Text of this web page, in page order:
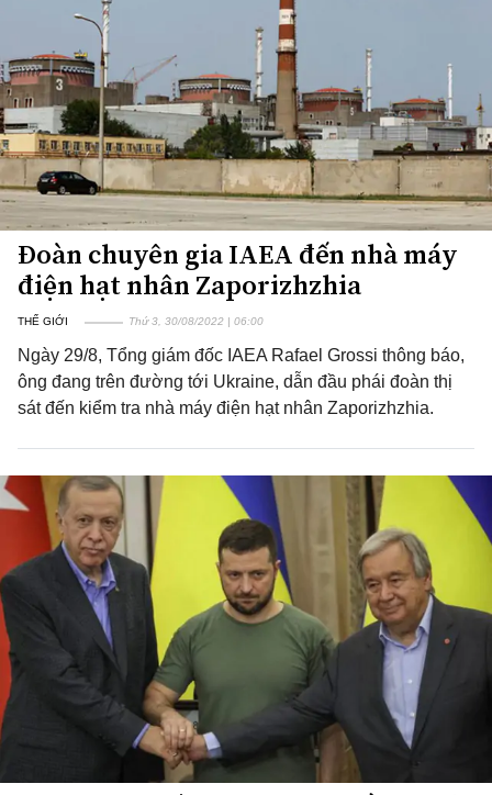
Đoàn chuyên gia IAEA đến nhà máy
điện hạt nhân Zaporizhzhia
THẾ GIỚI Thứ 3, 30/08/2022 | 06:00
Ngày 29/8, Tổng giám đốc IAEA Rafael Grossi thông báo,
ông đang trên đường tới Ukraine, dẫn đầu phái đoàn thị
sát đến kiểm tra nhà máy điện hạt nhân Zaporizhzhia.